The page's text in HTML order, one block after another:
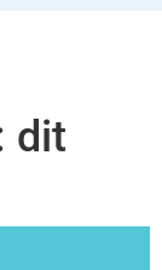
dit